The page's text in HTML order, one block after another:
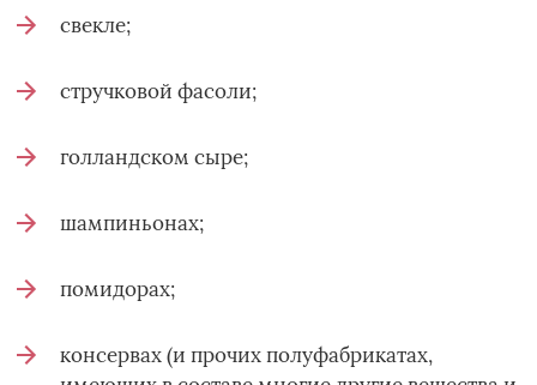
свекле;
стручковой фасоли;
голландском сыре;
шампиньонах;
помидорах;
консервах (и прочих полуфабрикатах,